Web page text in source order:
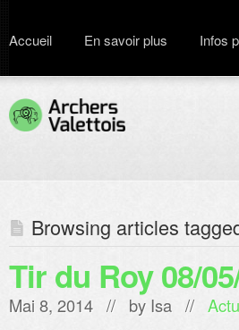
Accueil En savoir plus Infos
Browsing articles
Tir du Roy 08/
Mai 8, 2014 // by Isa //